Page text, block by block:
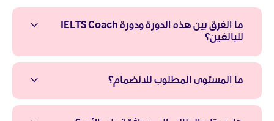
ما الفرق بين هذه الدورة ودورة IELTS Coach
للبالغين؟
ما المستوى المطلوب للانضمام؟